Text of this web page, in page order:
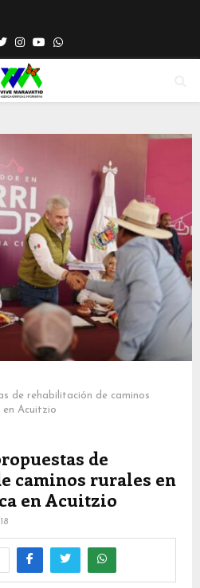
TwitterInstagram
YoutubeWhatsapp
de rehabilitación de caminos
en Acuitzio
de
caminos rurales en
en Acuitzio